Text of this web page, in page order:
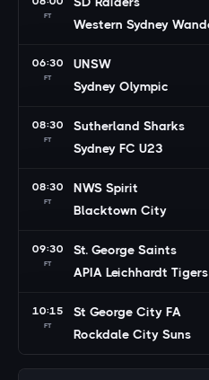
FT
06:30
FT
UNSW
Sydney Olympic
08:30
FT
Sutherland Sharks
Sydney FC U23
08:30
FT
NWS Spirit
Blacktown City
09:30
FT
St. George Saints
APIA Leichhardt Tigers
10:15
FT
St George City FA
Rockdale City Suns